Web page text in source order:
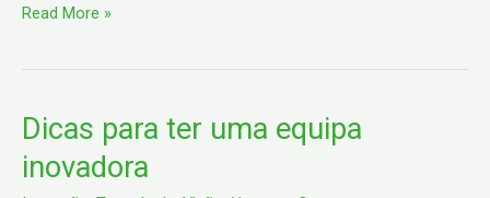
Read More »
Dicas para ter uma equipa
inovadora
Dicas
para
ter